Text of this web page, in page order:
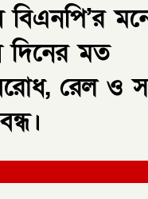
দিনের মত
রেল ও